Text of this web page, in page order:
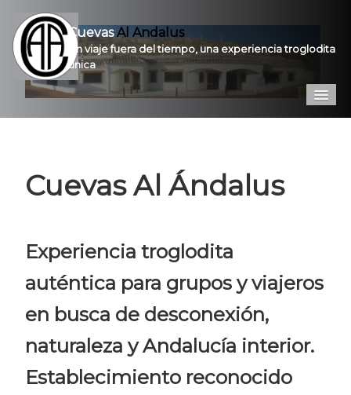
CuevasAl Andalus
Un viaje fuera del tiempo, una experiencia troglodita
única
Galería
Contacto
Pro
VPC
Cuevas Al Ándalus
Experiencia troglodita
auténtica para grupos y viajeros
en busca de desconexión,
naturaleza y Andalucía interior.
Establecimiento reconocido